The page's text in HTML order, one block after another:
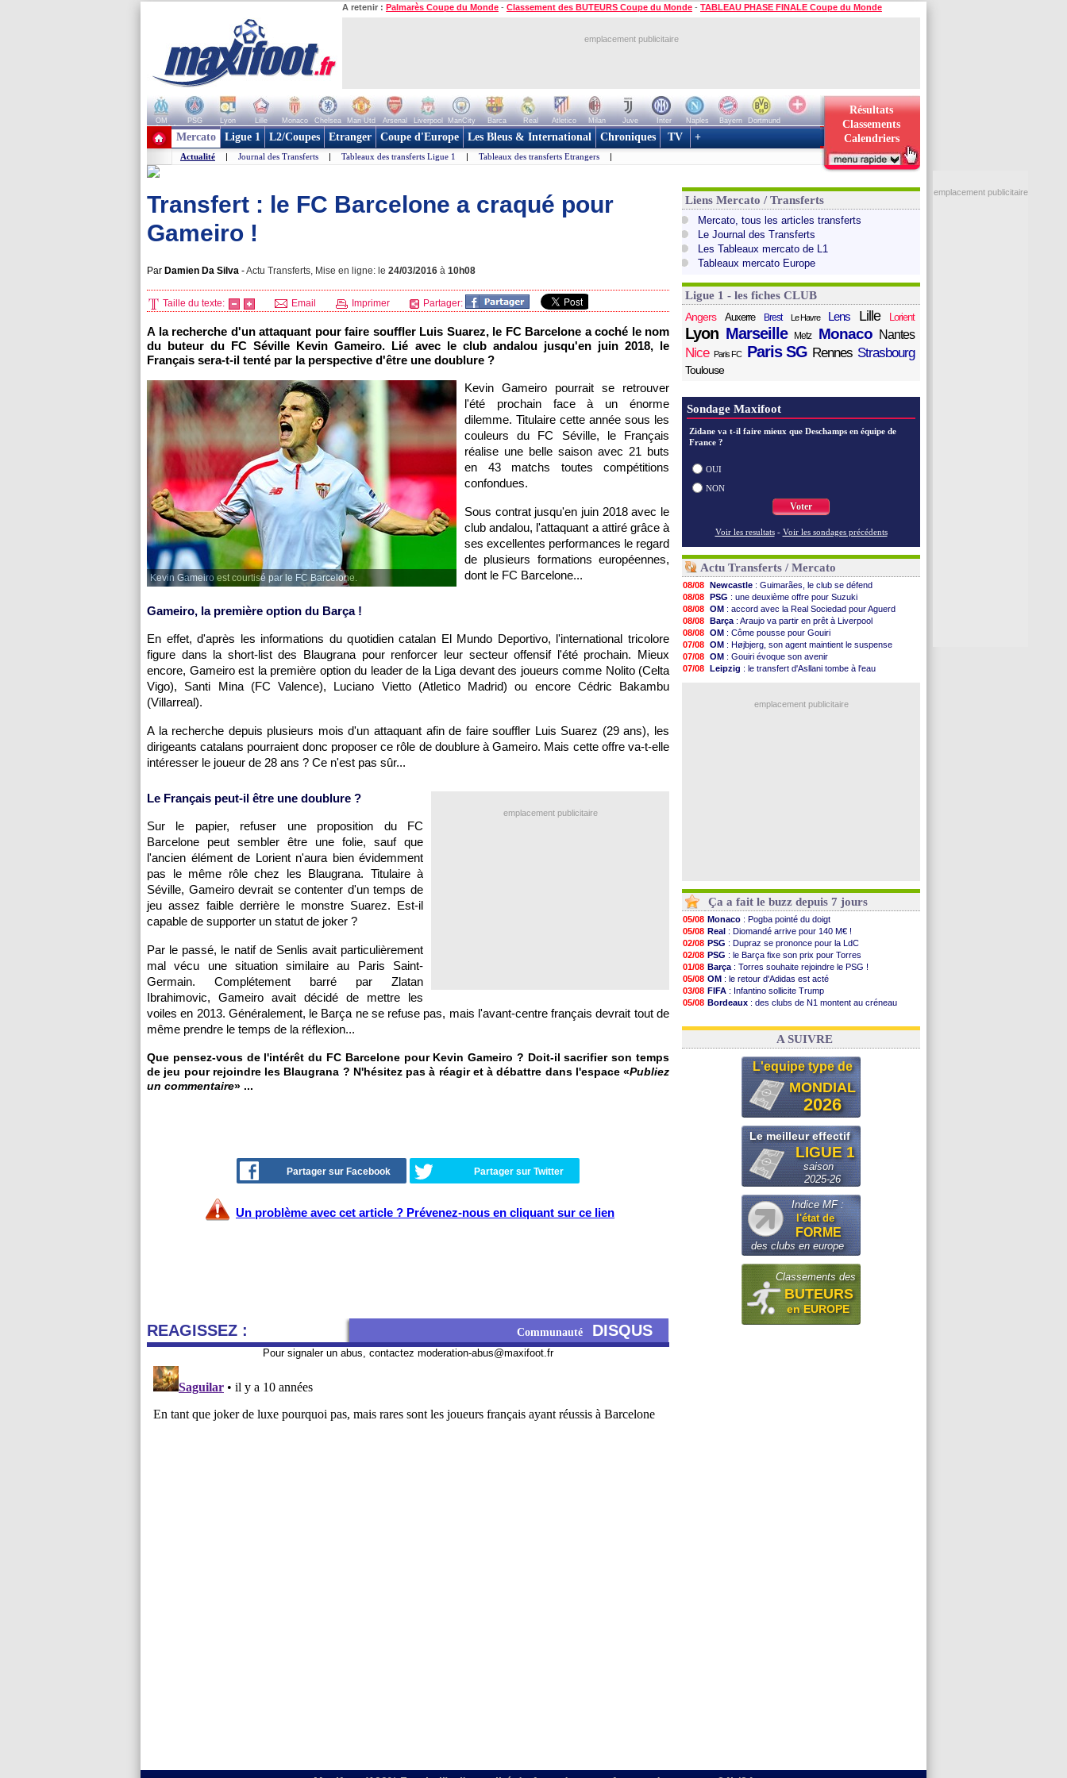
A retenir : Palmarès Coupe du Monde - Classement des BUTEURS Coupe du Monde - TABLEAU PHASE FINALE Coupe du Monde
emplacement publicitaire
OM PSG Lyon Lille Monaco Chelsea Man Utd Arsenal Liverpool ManCity Barca Real Atletico Milan Juve Inter Naples Bayern
Dortmund
+ de clubs
Résultats
Classements
Calendriers
Mercato Ligue 1 L2/Coupes Etranger Coupe d'Europe Les Bleus & International Chroniques TV +
Actualité | Journal des Transferts | Tableaux des transferts Ligue 1 | Tableaux des transferts Etrangers |
Transfert : le FC Barcelone a craqué pour
Gameiro !
Par Damien Da Silva -Actu Transferts, Mise en ligne: le 24/03/2016 à 10h08
Taille du texte: Email Imprimer Partager:
A la recherche d'un attaquant pour faire souffler Luis Suarez, le FC Barcelone a coché le nom
du buteur du FC Séville Kevin Gameiro. Lié avec le club andalou jusqu'en juin 2018, le
Français sera-t-il tenté par la perspective d'être une doublure ?
Kevin Gameiro est courtisé par le FC Barcelone.
Kevin Gameiro pourrait se retrouver
l'été prochain face à un énorme
dilemme. Titulaire cette année sous les
couleurs du FC Séville, le Français
réalise une belle saison avec 21 buts
en 43 matchs toutes compétitions
confondues.
Sous contrat jusqu'en juin 2018 avec le
club andalou, l'attaquant a attiré grâce à
ses excellentes performances le regard
de plusieurs formations européennes,
dont le FC Barcelone...
Gameiro, la première option du Barça !
En effet, d'après les informations du quotidien catalan El Mundo Deportivo, l'international tricolore
figure dans la short-list des Blaugrana pour renforcer leur secteur offensif l'été prochain. Mieux
encore, Gameiro est la première option du leader de la Liga devant des joueurs comme Nolito (Celta
Vigo), Santi Mina (FC Valence), Luciano Vietto (Atletico Madrid) ou encore Cédric Bakambu
(Villarreal).
A la recherche depuis plusieurs mois d'un attaquant afin de faire souffler Luis Suarez (29 ans), les
dirigeants catalans pourraient donc proposer ce rôle de doublure à Gameiro. Mais cette offre va-t-elle
intéresser le joueur de 28 ans ? Ce n'est pas sûr...
emplacement publicitaire
Le Français peut-il être une doublure ?
Sur le papier, refuser une proposition du FC
Barcelone peut sembler être une folie, sauf que
l'ancien élément de Lorient n'aura bien évidemment
pas le même rôle chez les Blaugrana. Titulaire à
Séville, Gameiro devrait se contenter d'un temps de
jeu assez faible derrière le monstre Suarez. Est-il
capable de supporter un statut de joker ?
Par le passé, le natif de Senlis avait particulièrement
mal vécu une situation similaire au Paris Saint-
Germain. Complétement barré par Zlatan
Ibrahimovic, Gameiro avait décidé de mettre les
voiles en 2013. Généralement, le Barça ne se refuse pas, mais l'avant-centre français devrait tout de
même prendre le temps de la réflexion...
Que pensez-vous de l'intérêt du FC Barcelone pour Kevin Gameiro ? Doit-il sacrifier son temps
de jeu pour rejoindre les Blaugrana ? N'hésitez pas à réagir et à débattre dans l'espace «Publiez
un commentaire» ...
Partager sur Facebook Partager sur Twitter
Un problème avec cet article ? Prévenez-nous en cliquant sur ce lien
REAGISSEZ : Communauté DISQUS
Pour signaler un abus, contactez moderation-abus@maxifoot.fr
Liens Mercato / Transferts
Mercato, tous les articles transferts
Le Journal des Transferts
Les Tableaux mercato de L1
Tableaux mercato Europe
Ligue 1 - les fiches CLUB
Angers
Auxerre Brest Le Havre Lens Lille Lorient
Lyon Marseille Metz Monaco Nantes
Nice Paris FC Paris SG Rennes Strasbourg
Toulouse
Sondage Maxifoot
Zidane va t-il faire mieux que Deschamps en équipe de
France ?
OUI
NON
Voter
Voir les resultats - Voir les sondages précédents
Actu Transferts / Mercato
08/08 Newcastle : Guimarães, le club se défend
08/08 PSG : une deuxième offre pour Suzuki
08/08 OM : accord avec la Real Sociedad pour Aguerd
08/08 Barça : Araujo va partir en prêt à Liverpool
08/08 OM : Côme pousse pour Gouiri
07/08 OM : Højbjerg, son agent maintient le suspense
07/08 OM : Gouiri évoque son avenir
07/08 Leipzig : le transfert d'Asllani tombe à l'eau
: un nouveau prétendant pour Højbjerg
emplacement publicitaire
Ça a fait le buzz depuis 7 jours
05/08 Monaco : Pogba pointé du doigt
05/08 Real : Diomandé arrive pour 140 M€ !
02/08 PSG : Dupraz se prononce pour la LdC
02/08 PSG : le Barça fixe son prix pour Torres
01/08 Barça : Torres souhaite rejoindre le PSG !
05/08 OM : le retour d'Adidas est acté
03/08 FIFA : Infantino sollicite Trump
05/08 Bordeaux : des clubs de N1 montent au créneau
03/08 Real: le démenti de Leipzig pour Diomandé
A SUIVRE
L'equipe type de
MONDIAL
2026
Le meilleur effectif
LIGUE 1
saison
2025-26
Indice MF :
l'état de
FORME
des clubs en europe
Classements des
BUTEURS
en EUROPE
emplacement publicitaire